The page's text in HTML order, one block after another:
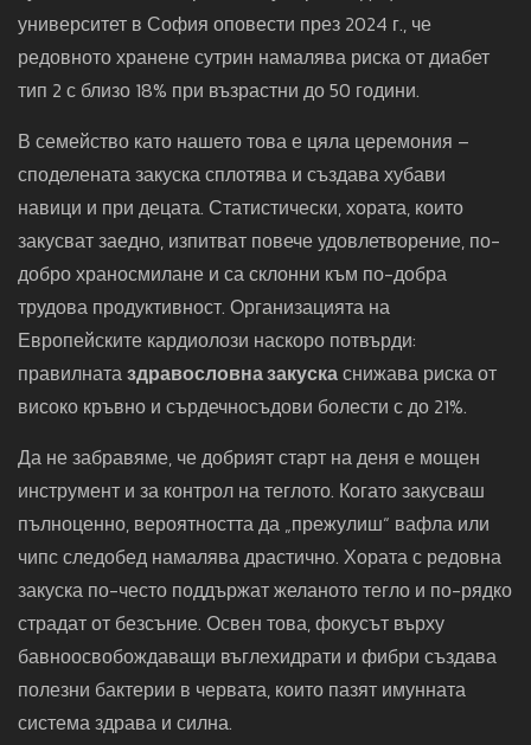
университет в София оповести през 2024 г., че
редовното хранене сутрин намалява риска от диабет
тип 2 с близо 18% при възрастни до 50 години.
В семейство като нашето това е цяла церемония –
споделената закуска сплотява и създава хубави
навици и при децата. Статистически, хората, които
закусват заедно, изпитват повече удовлетворение, по-
добро храносмилане и са склонни към по-добра
трудова продуктивност. Организацията на
Европейските кардиолози наскоро потвърди:
правилнатаздравословна закускаснижава риска от
високо кръвно и сърдечносъдови болести с до 21%.
Да не забравяме, че добрият старт на деня е мощен
инструмент и за контрол на теглото. Когато закусваш
пълноценно, вероятността да „прежулиш“ вафла или
чипс следобед намалява драстично. Хората с редовна
закуска по-често поддържат желаното тегло и по-рядко
страдат от безсъние. Освен това, фокусът върху
бавноосвобождаващи въглехидрати и фибри създава
полезни бактерии в червата, които пазят имунната
система здрава и силна.